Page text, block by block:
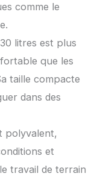
comme le
litres est plus
que les
taille compacte
dans des
polyvalent,
et
travail de terrain